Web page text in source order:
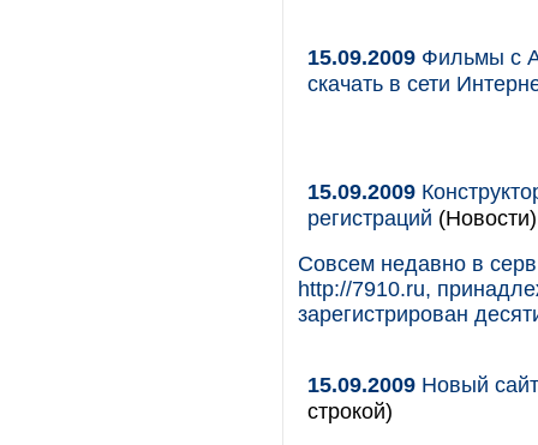
15.09.2009 Фильмы с
скачать в сети
15.09.2009
регистраций (Новости)
Совсем недавно в
http://7910.ru,
зарегистрирован
15.09.2009 Новый
строкой)